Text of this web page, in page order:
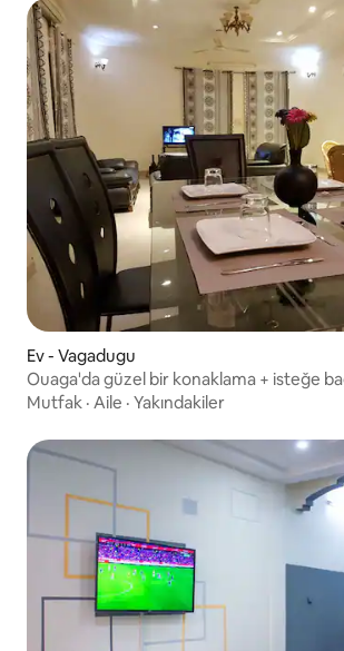
Ev - Vagadugu
Ouaga'da güzel bir konaklama + isteğe
Mutfak · Aile · Yakındakiler